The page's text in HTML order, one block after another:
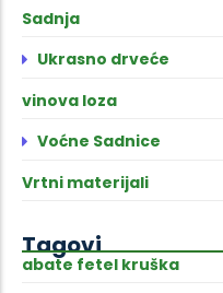
Sadnja
Ukrasno drveće
vinova loza
Voćne Sadnice
Vrtni materijali
Tagovi
abate fetel kruška